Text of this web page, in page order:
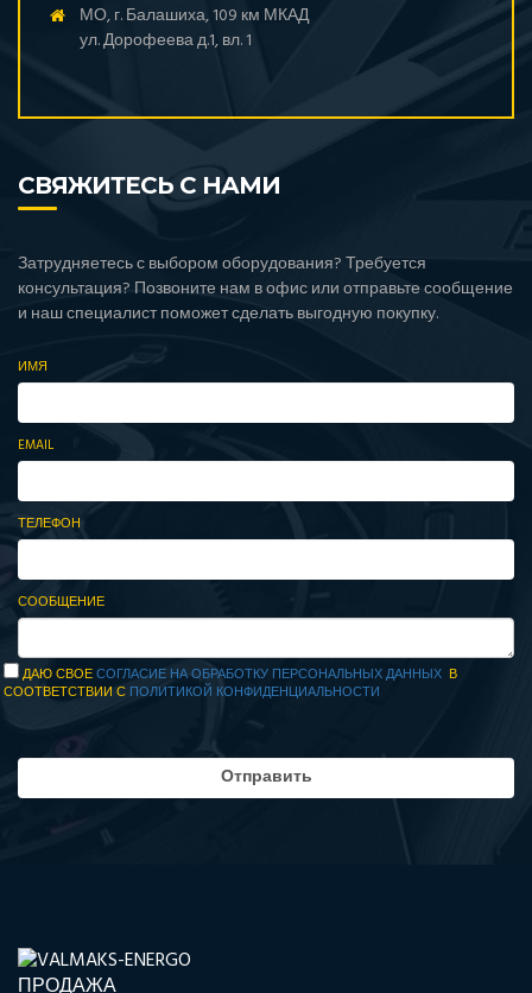
МО, г. Балашиха, 109 км МКАД
ул. Дорофеева д.1, вл. 1
СВЯЖИТЕСЬ С НАМИ
Затрудняетесь с выбором оборудования? Требуется
консультация? Позвоните нам в офис или отправьте сообщение
и наш специалист поможет сделать выгодную покупку.
ИМЯ
EMAIL
ТЕЛЕФОН
СООБЩЕНИЕ
ДАЮ СВОЕСОГЛАСИЕ НА ОБРАБОТКУ ПЕРСОНАЛЬНЫХ ДАННЫХ В
СООТВЕТСТВИИ С ПОЛИТИКОЙ КОНФИДЕНЦИАЛЬНОСТИ